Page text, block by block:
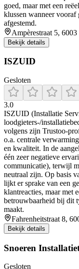
goed, maar met een
klussen wanneer
afgestemd.
Ampèrestraat 5,
Bekijk details
ISZUID
Gesloten
3.0
ISZUID (Installatie
loodgieters-/
volgens zijn Trustoo-
o.a. centrale
en kwaliteit. In de
één zeer negatieve
communicatie), terwijl
neutraal zijn. Op basis
lijkt er sprake van een
klantreacties, maar met
betrouwbaarheid bij dit
maakt.
Fahrenheitstraat 8,
Bekijk details
Snoeren
Gesloten